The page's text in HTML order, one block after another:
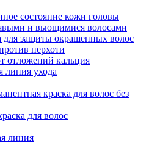
состояние кожи головы
и вьющимися волосами
для защиты окрашенных волос
перхоти
отложений кальция
линия ухода
краска для волос без
для волос
линия